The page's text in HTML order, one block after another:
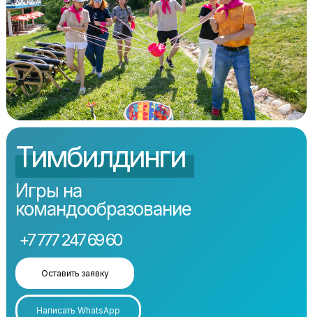
Тимбилдинги
Игры на
командообразование
+7 777 247 69 60
Оставить заявку
Написать WhatsApp